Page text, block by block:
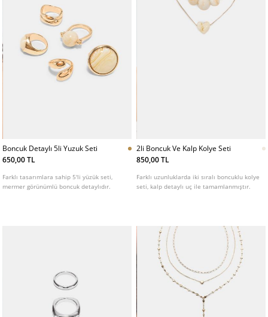
Boncuk Detaylı 5li Yuzuk Seti
650,00 TL
Farklı tasarımlara sahip 5'li yüzük seti,
mermer görünümlü boncuk detaylıdır.
2li Boncuk Ve Kalp Kolye Seti
850,00 TL
Farklı uzunluklarda iki sıralı boncuklu kolye
seti, kalp detaylı uç ile tamamlanmıştır.